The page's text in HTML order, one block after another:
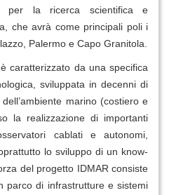
per la ricerca scientifica e
che avrà come principali poli i
Palermo e Capo Granitola.
caratterizzato da una specifica
sviluppata in decenni di
marino (costiero e
la realizzazione di importanti
cablati e autonomi,
lo sviluppo di un know-
del progetto IDMAR consiste
parco di infrastrutture e sistemi